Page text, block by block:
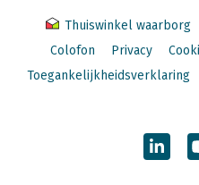
Thuiswinkel waarborg
Colofon
Privacy
Toegankelijkheidsverklaring